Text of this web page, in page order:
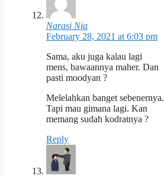
Narasi Nia
February 28, 2021 at 6:03 pm
Sama, aku juga kalau lagi
mens, bawaannya maher. Dan
pasti moodyan ?
Melelahkan banget sebenernya.
Tapi mau gimana lagi. Kan
memang sudah kodratnya ?
Reply